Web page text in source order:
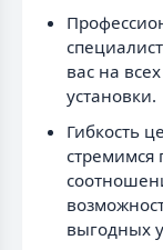
вас на
установки.
Гибкость
стремимся
выгодных